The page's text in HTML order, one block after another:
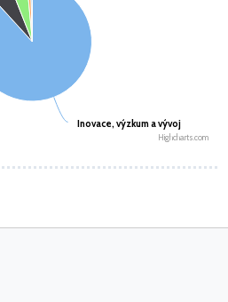
Inovace, výzkum a vývoj
Inovace, výzkum a vývoj
Highcharts.com